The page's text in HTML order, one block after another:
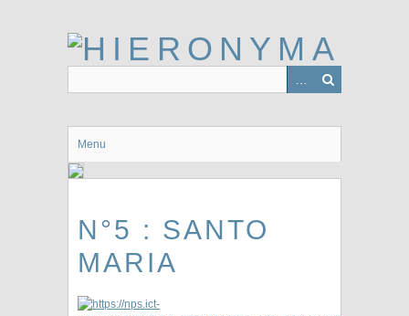
Menu
N°5 : SANTO
MARIA